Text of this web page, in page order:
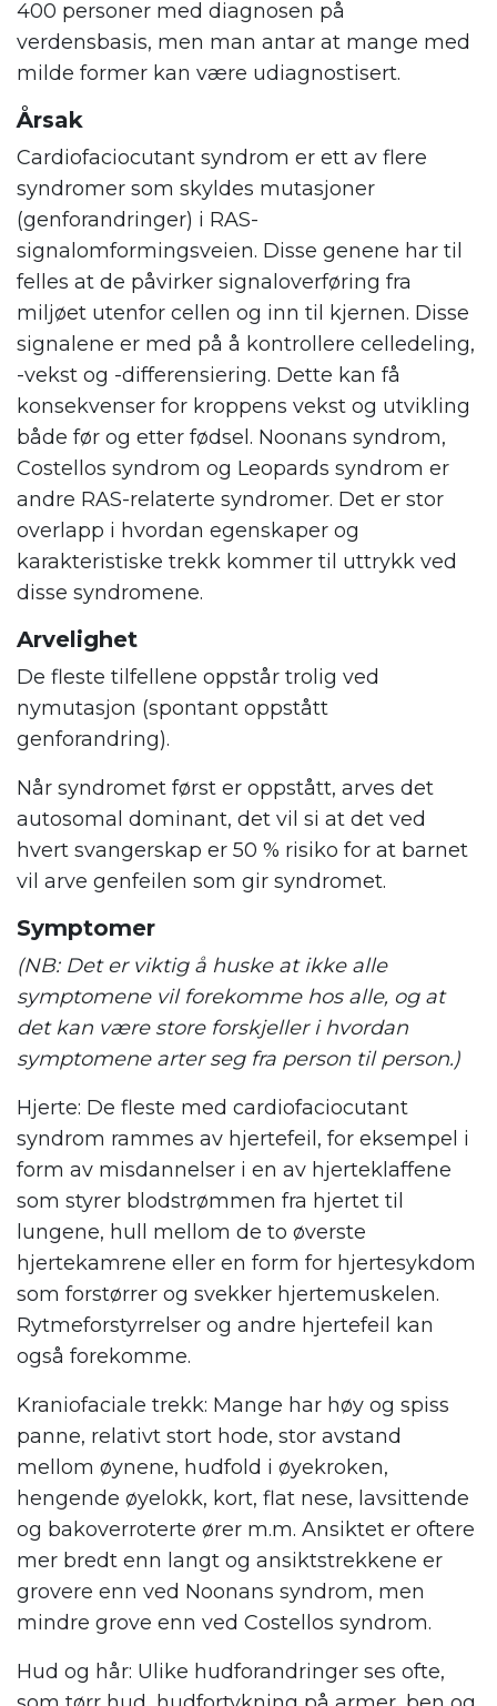
400 personer med diagnosen på
verdensbasis, men man antar at mange med
milde former kan være udiagnostisert.
Årsak
Cardiofaciocutant syndrom er ett av flere
syndromer som skyldes mutasjoner
(genforandringer) i RAS-
signalomformingsveien. Disse genene har til
felles at de påvirker signaloverføring fra
miljøet utenfor cellen og inn til kjernen. Disse
signalene er med på å kontrollere celledeling,
-vekst og -differensiering. Dette kan få
konsekvenser for kroppens vekst og utvikling
både før og etter fødsel. Noonans syndrom,
Costellos syndrom og Leopards syndrom er
andre RAS-relaterte syndromer. Det er stor
overlapp i hvordan egenskaper og
karakteristiske trekk kommer til uttrykk ved
disse syndromene.
Arvelighet
De fleste tilfellene oppstår trolig ved
nymutasjon (spontant oppstått
genforandring).
Når syndromet først er oppstått, arves det
autosomal dominant, det vil si at det ved
hvert svangerskap er 50 % risiko for at barnet
vil arve genfeilen som gir syndromet.
Symptomer
(NB: Det er viktig å huske at ikke alle
symptomene vil forekomme hos alle, og at
det kan være store forskjeller i hvordan
symptomene arter seg fra person til person.)
Hjerte: De fleste med cardiofaciocutant
syndrom rammes av hjertefeil, for eksempel i
form av misdannelser i en av hjerteklaffene
som styrer blodstrømmen fra hjertet til
lungene, hull mellom de to øverste
hjertekamrene eller en form for hjertesykdom
som forstørrer og svekker hjertemuskelen.
Rytmeforstyrrelser og andre hjertefeil kan
også forekomme.
Kraniofaciale trekk: Mange har høy og spiss
panne, relativt stort hode, stor avstand
mellom øynene, hudfold i øyekroken,
hengende øyelokk, kort, flat nese, lavsittende
og bakoverroterte ører m.m. Ansiktet er oftere
mer bredt enn langt og ansiktstrekkene er
grovere enn ved Noonans syndrom, men
mindre grove enn ved Costellos syndrom.
Hud og hår: Ulike hudforandringer ses ofte,